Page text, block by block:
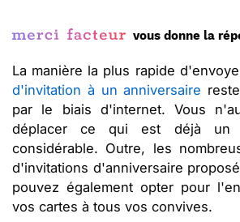
vous donne la
La manière la plus rapide
d'invitation à un anniversaire
par le biais d'internet. Vous
déplacer ce qui est déjà un
considérable. Outre, les
d'invitations d'anniversaire
pouvez également opter pour
vos cartes à tous vos convives.